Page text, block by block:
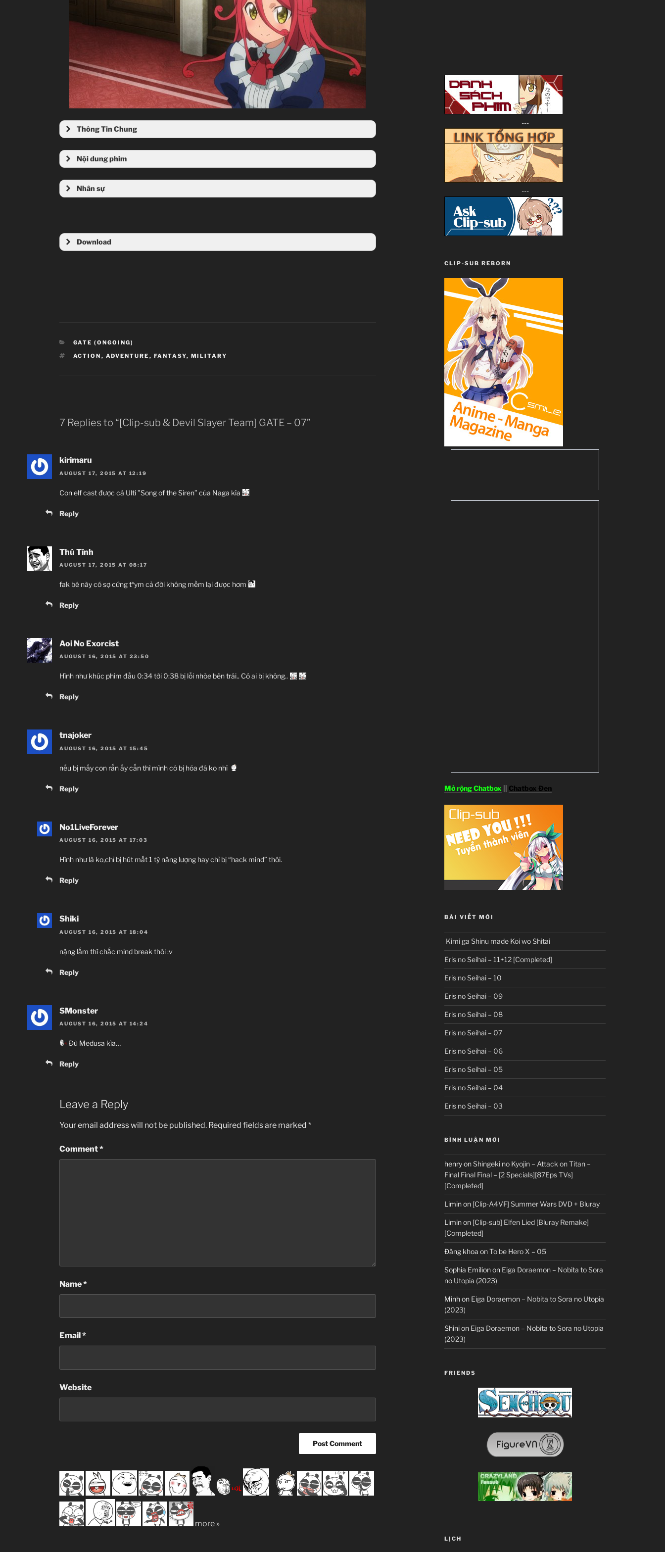
Thông Tin Chung
Tên phim:
Tên tiếng Nhật:
Ngày phát hành:
Hãng sản xuất:
Nội dung phim
Nhân sự
Download
CATEGORIES
GATE (ONGOING)
TAGS
ACTION , ADVENTURE , FANTASY, MILITARY
7 Replies to “[Clip-sub & Devil Slayer Team] GATE – 07”
kirimaru
AUGUST 17, 2015 AT 12:19
Con elf cast được cả Ulti ”Song of the Siren” của Naga kìa
Reply
Thú Tính
AUGUST 17, 2015 AT 08:17
fak bé này có sợ cứng t*ym cả đời không mềm lại được hơm
Reply
Aoi No Exorcist
AUGUST 16, 2015 AT 23:50
Hình như khúc phim đầu 0:34 tới 0:38 bị lỗi nhòe bên trái.. Có ai bị không..
Reply
tnajoker
AUGUST 16, 2015 AT 15:45
nếu bị mấy con rắn ấy cắn thì mình có bị hóa đá ko nhỉ
Reply
No1LiveForever
AUGUST 16, 2015 AT 17:03
Hình như là ko,chỉ bị hút mất 1 tý năng lượng hay chỉ bị “hack mind” thôi.
Reply
Shiki
AUGUST 16, 2015 AT 18:04
nặng lắm thì chắc mind break thôi :v
Reply
SMonster
AUGUST 16, 2015 AT 14:24
Đù Medusa kìa…
Reply
Leave a Reply
Your email address will not be published. Required fields are marked *
Comment*
Name*
Email *
Website
more »
---
---
CLIP-SUB REBORN
Mở rộng Chatbox Chatbox Đen
BÀI VIẾT MỚI
Kimi ga Shinu made Koi wo Shitai
Eris no Seihai – 11+12 [Completed]
Eris no Seihai – 10
Eris no Seihai – 09
Eris no Seihai – 08
Eris no Seihai – 07
Eris no Seihai – 06
Eris no Seihai – 05
Eris no Seihai – 04
Eris no Seihai – 03
BÌNH LUẬN MỚI
henryonShingeki no Kyojin – Attack on Titan –
Final Final Final – [2 Specials][87Eps TVs]
[Completed]
Liminon [Clip-A4VF] Summer Wars DVD + Bluray
Liminon [Clip-sub] Elfen Lied [Bluray Remake]
[Completed]
Đăng khoa onTo be Hero X – 05
Sophia Emilionon Eiga Doraemon – Nobita to Sora
no Utopia (2023)
Minhon Eiga Doraemon – Nobita to Sora no Utopia
(2023)
Shinion Eiga Doraemon – Nobita to Sora no Utopia
(2023)
FRIENDS
LỊCH